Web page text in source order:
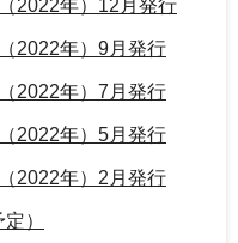
2022年）12月発行
2022年）9月発行
2022年）7月発行
2022年）5月発行
2022年）2月発行
）